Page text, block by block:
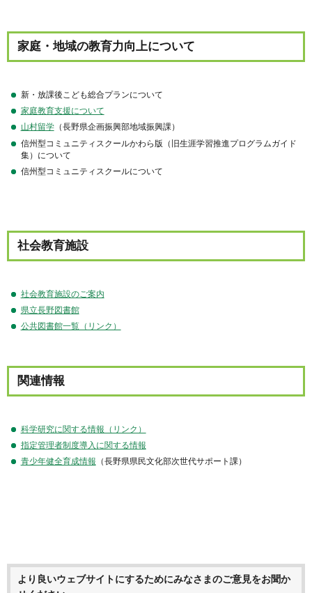
家庭・地域の教育力向上について
新・放課後こども総合プランについて
家庭教育支援について
山村留学（長野県企画振興部地域振興課）
信州型コミュニティスクールかわら版（旧生涯学習推進プログラムガイド
集）について
信州型コミュニティスクールについて
社会教育施設
社会教育施設のご案内
県立長野図書館
公共図書館一覧（リンク）
関連情報
科学研究に関する情報（リンク）
指定管理者制度導入に関する情報
青少年健全育成情報 （長野県県民文化部次世代サポート課）
より良いウェブサイトにするためにみなさまのご意見をお聞か